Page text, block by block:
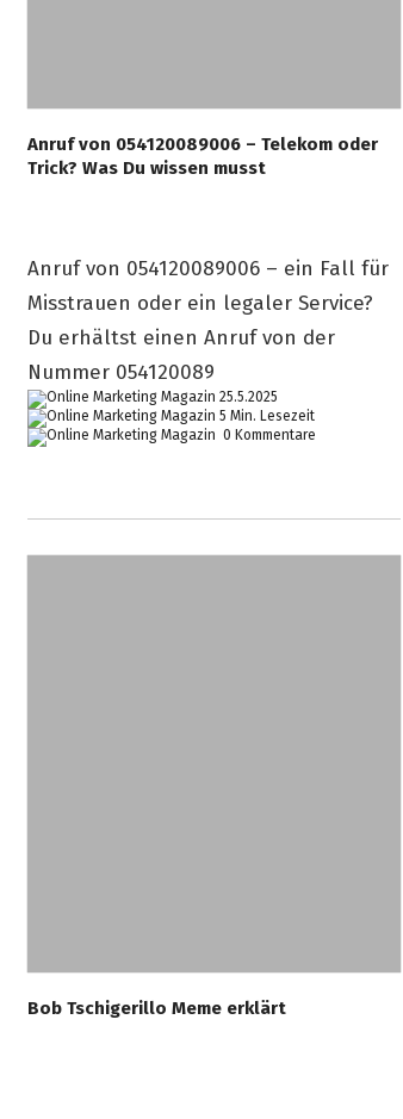
Anruf von 054120089006 – Telekom oder
Trick? Was Du wissen musst
Anruf von 054120089006 – ein Fall für
Misstrauen oder ein legaler Service?
Du erhältst einen Anruf von der
Nummer 054120089
25.5.2025
5 Min. Lesezeit
0 Kommentare
Bob Tschigerillo Meme erklärt